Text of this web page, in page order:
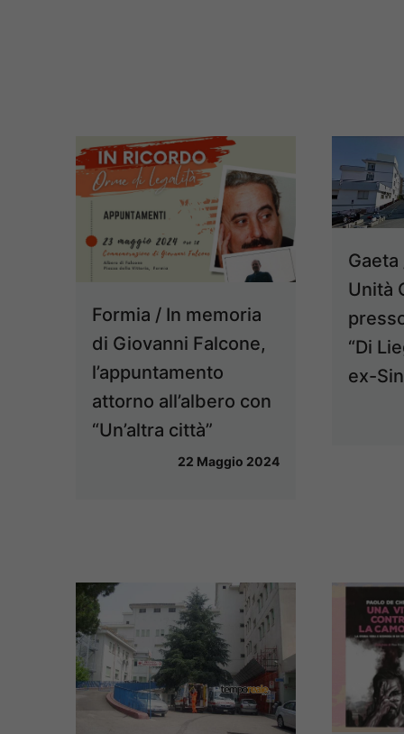
Formia / In memoria
di Giovanni Falcone,
l’appuntamento
attorno all’albero con
“Un’altra città”
22 Maggio 2024
Unità
“Di
ex-